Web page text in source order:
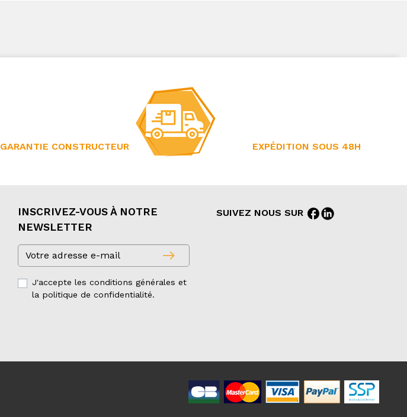
GARANTIE CONSTRUCTEUR EXPÉDITION SOUS 48H
INSCRIVEZ-VOUS À NOTRE
NEWSLETTER
east
J'accepte les conditions générales et
la politique de confidentialité.
SUIVEZ NOUS SUR facebook